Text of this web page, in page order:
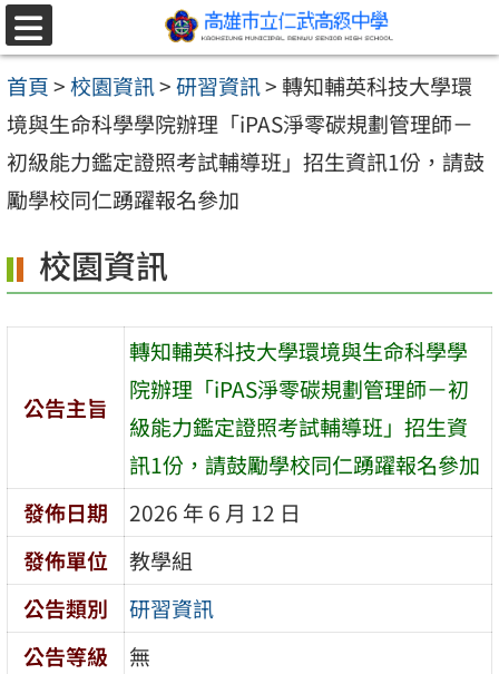
跳至主要內容區
選
單
首頁>校園資訊>研習資訊>轉知輔英科技大學環
境與生命科學學院辦理「iPAS淨零碳規劃管理師－
初級能力鑑定證照考試輔導班」招生資訊1份，請鼓
勵學校同仁踴躍報名參加
校園資訊
公告主旨
轉知輔英科技大學環境與生命科學學
院辦理「iPAS淨零碳規劃管理師－初
級能力鑑定證照考試輔導班」招生資
訊1份，請鼓勵學校同仁踴躍報名參加
發佈日期
2026 年 6 月 12 日
發佈單位
教學組
公告類別
研習資訊
公告等級
無